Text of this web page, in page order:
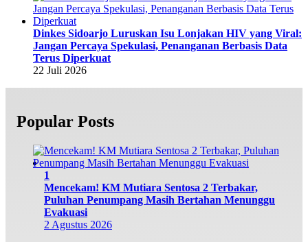
Dinkes Sidoarjo Luruskan Isu Lonjakan HIV yang Viral:
Jangan Percaya Spekulasi, Penanganan Berbasis Data
Terus Diperkuat
22 Juli 2026
Popular Posts
1
Mencekam! KM Mutiara Sentosa 2 Terbakar,
Puluhan Penumpang Masih Bertahan Menunggu
Evakuasi
2 Agustus 2026